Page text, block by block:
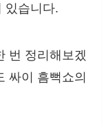
있습니다.
번 정리해보겠
싸이 흠뻑쇼의